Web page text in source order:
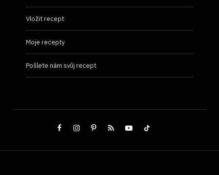
Vložit recept
Moje recepty
Pošlete nám svůj recept